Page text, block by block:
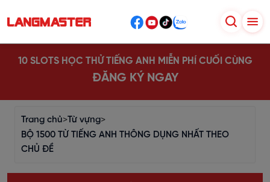
10 SLOTS HỌC THỬ TIẾNG ANH MIỄN PHÍ CUỐI CÙNG
ĐĂNG KÝ NGAY
Trang chủ>Từ vựng>
BỘ 1500 TỪ TIẾNG ANH THÔNG DỤNG NHẤT THEO
CHỦ ĐỀ